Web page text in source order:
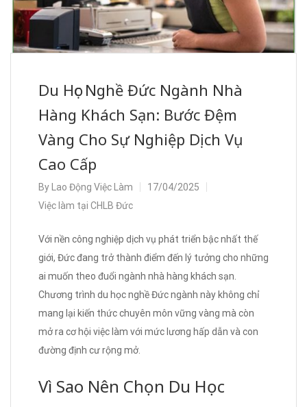
Du Học Nghề Đức Ngành Nhà
Hàng Khách Sạn: Bước Đệm
Vàng Cho Sự Nghiệp Dịch Vụ
Cao Cấp
By Lao Động Việc Làm
17/04/2025
Việc làm tại CHLB Đức
Với nền công nghiệp dịch vụ phát triển bậc nhất thế
giới, Đức đang trở thành điểm đến lý tưởng cho những
ai muốn theo đuổi ngành nhà hàng khách sạn.
Chương trình du học nghề Đức ngành này không chỉ
mang lại kiến thức chuyên môn vững vàng mà còn
mở ra cơ hội việc làm với mức lương hấp dẫn và con
đường định cư rộng mở.
Vì Sao Nên Chọn Du Học